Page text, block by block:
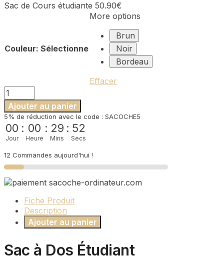
Cours
Sac de Cours étudiante 50.90€
Couleur: Sélectionne
More options
Brun
Noir
Bordeau
Effacer
quantité
de
Sac
de
Cours
étudiante
Ajouter au panier
5% de réduction avec le code : SACOCHE5
00
Jour
: 00
Heure
: 29
Mins
: 51
Secs
12 Commandes aujourd'hui !
Fiche Produit
Description
Ajouter au panier
Sac à Dos Étudiant